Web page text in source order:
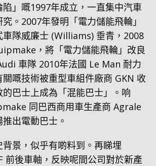
」嘅1997年成立，一直集中汽車
。2007年發明「電力儲能飛輪」
車隊威廉士 (Williams) 垂青，2008
，將「電力儲能飛輪」改良
車隊 2010年法國 Le Man 耐力
嘅技術被重型車組件廠商 GKN 收
巴士上成為「混能巴士」。响
同巴西商用車生產商 Agrale
出電動巴士。
景，似乎有啲料到。再睇埋
前後車軸，反映呢間公司對於新產